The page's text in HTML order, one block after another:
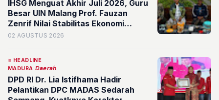
IHSG Menguat Akhir Juli 2026, Guru
Besar UIN Malang Prof. Fauzan
Zenrif Nilai Stabilitas Ekonomi
Indonesia Semakin Kokoh
02 AGUSTUS 2026
HEADLINE
MADURA 𝘋𝘢𝘦𝘳𝘢𝘩
DPD RI Dr. Lia Istifhama Hadir
Pelantikan DPC MADAS Sedarah